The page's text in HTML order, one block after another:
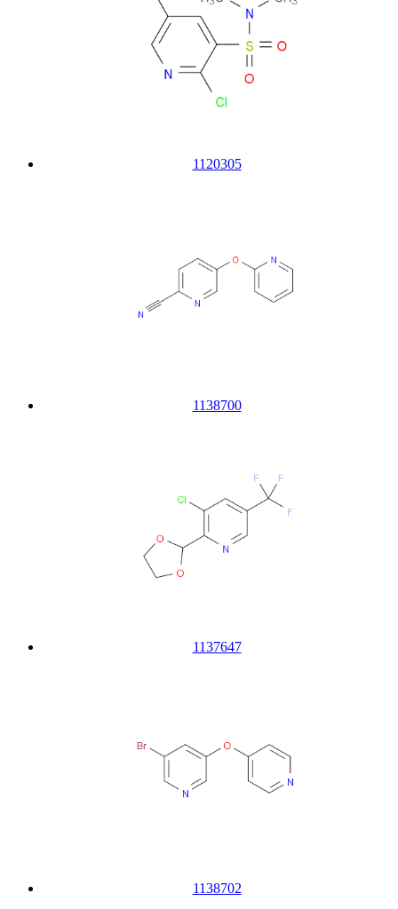
1120305
1138700
1137647
1138702